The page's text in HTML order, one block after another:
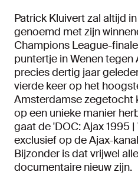
Patrick Kluivert zal altijd
genoemd met zijn
Champions League-
puntertje in Wenen tegen
precies dertig jaar
vierde keer op het
Amsterdamse zegetocht
op een unieke manier
gaat de 'DOC: Ajax 1995
exclusief op de Ajax-
Bijzonder is dat vrijwel
documentaire nieuw zijn.